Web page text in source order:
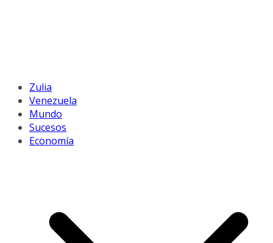
Zulia
Venezuela
Mundo
Sucesos
Economía